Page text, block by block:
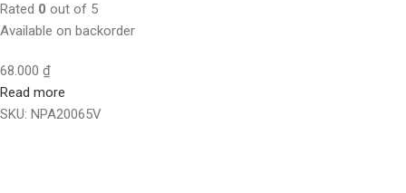
Rated 0 out of 5
Available on backorder
68.000 ₫
Read more
SKU: NPA20065V